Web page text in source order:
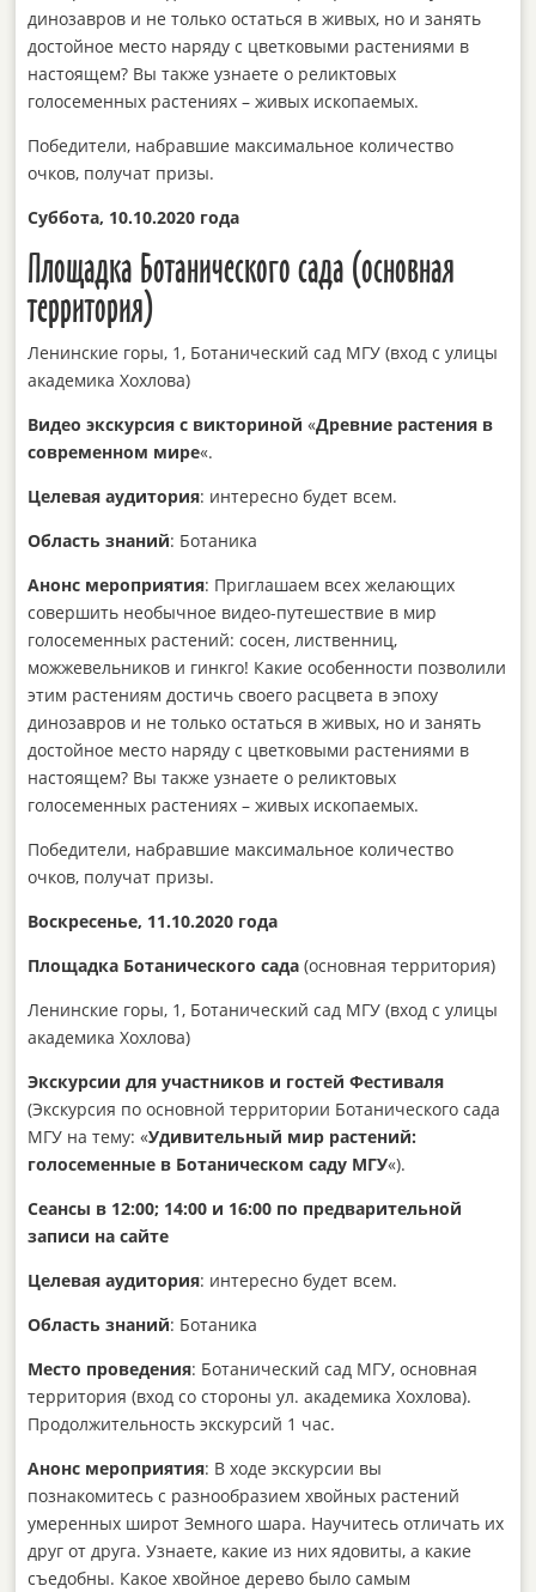
динозавров и не только остаться в живых, но и занять
достойное место наряду с цветковыми растениями в
настоящем? Вы также узнаете о реликтовых
голосеменных растениях – живых ископаемых.
Победители, набравшие максимальное количество
очков, получат призы.
Суббота, 10.10.2020 года
Площадка Ботанического сада (основная
территория)
Ленинские горы, 1, Ботанический сад МГУ (вход с улицы
академика Хохлова)
Видео экскурсия с викториной «Древние растения в
современном мире«.
Целевая аудитория: интересно будет всем.
Область знаний: Ботаника
Анонс мероприятия: Приглашаем всех желающих
совершить необычное видео-путешествие в мир
голосеменных растений: сосен, лиственниц,
можжевельников и гинкго! Какие особенности позволили
этим растениям достичь своего расцвета в эпоху
динозавров и не только остаться в живых, но и занять
достойное место наряду с цветковыми растениями в
настоящем? Вы также узнаете о реликтовых
голосеменных растениях – живых ископаемых.
Победители, набравшие максимальное количество
очков, получат призы.
Воскресенье, 11.10.2020 года
Площадка Ботанического сада (основная территория)
Ленинские горы, 1, Ботанический сад МГУ (вход с улицы
академика Хохлова)
Экскурсии для участников и гостей Фестиваля
(Экскурсия по основной территории Ботанического сада
МГУ на тему: «Удивительный мир растений:
голосеменные в Ботаническом саду МГУ«).
Сеансы в 12:00; 14:00 и 16:00 по предварительной
записи на сайте
Целевая аудитория: интересно будет всем.
Область знаний: Ботаника
Место проведения: Ботанический сад МГУ, основная
территория (вход со стороны ул. академика Хохлова).
Продолжительность экскурсий 1 час.
Анонс мероприятия: В ходе экскурсии вы
познакомитесь с разнообразием хвойных растений
умеренных широт Земного шара. Научитесь отличать их
друг от друга. Узнаете, какие из них ядовиты, а какие
съедобны. Какое хвойное дерево было самым